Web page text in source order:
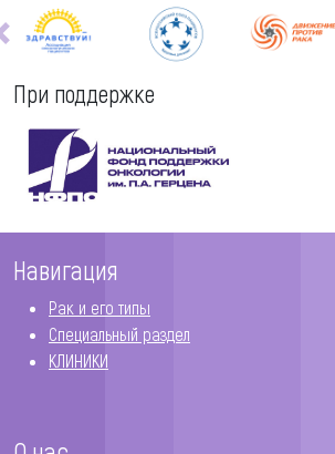
При поддержке
Навигация
Рак и его типы
Специальный раздел
КЛИНИКИ